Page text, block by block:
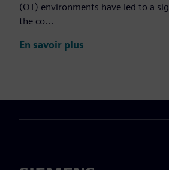
(OT) environments have led to a
the co...
En savoir plus